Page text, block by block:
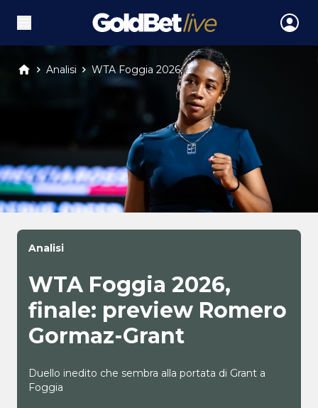
Analisi WTA Foggia 2026, ...
Analisi
WTA Foggia 2026,
finale: preview Romero
Gormaz-Grant
Duello inedito che sembra alla portata di Grant a
Foggia